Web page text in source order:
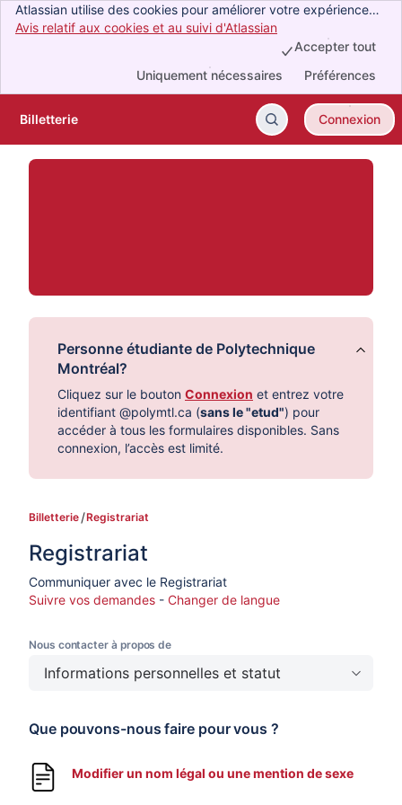
Atlassian utilise des cookies pour améliorer votre expérience
de navigation, effectuer des analyses et des recherches, et
cibler la publicité. Acceptez tous les cookies pour indiquer que
vous consentez à leur utilisation sur votre appareil.
Avis relatif aux cookies et au suivi d'Atlassian
Préférences
Uniquement nécessaires
Accepter tout
Passer au contenu principal
Billetterie Connexion
Personne étudiante de Polytechnique
Montréal?
Cliquez sur le bouton Connexion et entrez votre
identifiant @polymtl.ca (sans le "etud") pour
accéder à tous les formulaires disponibles. Sans
connexion, l’accès est limité.
Billetterie Registrariat
Registrariat
Communiquer avec le Registrariat
Suivre vos demandes -Changer de langue
Nous contacter à propos de
Informations personnelles et statut
Que pouvons-nous faire pour vous ?
Modifier un nom légal ou une mention de sexe